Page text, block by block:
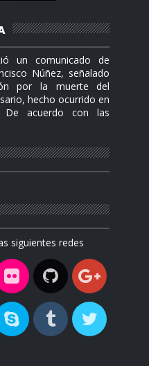
un comunicado de
Núñez, señalado
por la muerte del
hecho ocurrido en
acuerdo con las
siguientes redes